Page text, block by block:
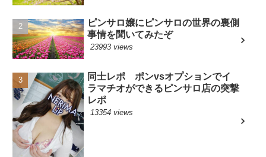
ピンサロ嬢にピンサロの世界の裏側
事情を聞いてみたぞ
23993 views
同士レポ ポンvsオプションでイ
ラマチオができるピンサロ店の突撃
レポ
13354 views